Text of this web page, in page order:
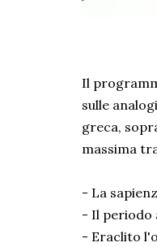
Il
sulle
greca,
massima
- La
- Il periodo
- Eraclito